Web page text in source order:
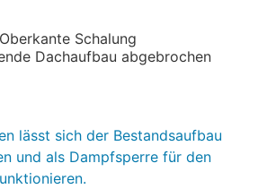
Schalung
Dachaufbau abgebrochen
lässt sich der Bestandsaufbau
und als Dampfsperre für den